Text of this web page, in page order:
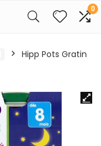
0
Hipp Pots Gratin